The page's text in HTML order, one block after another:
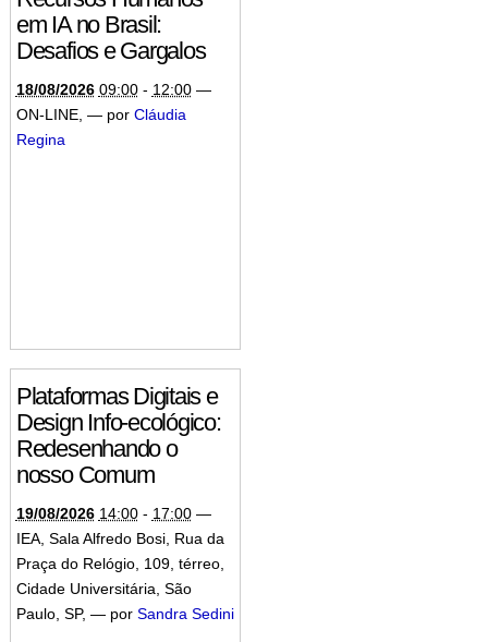
em IA no Brasil:
Desafios e Gargalos
18/08/2026 09:00- 12:00 —
ON-LINE, — por Cláudia
Regina
Plataformas Digitais e
Design Info-ecológico:
Redesenhando o
nosso Comum
19/08/2026 14:00- 17:00 —
IEA, Sala Alfredo Bosi, Rua da
Praça do Relógio, 109, térreo,
Cidade Universitária, São
Paulo, SP, — por Sandra Sedini